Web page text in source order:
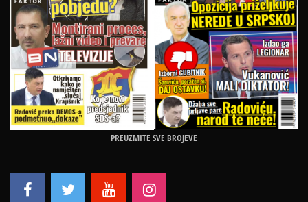
PREUZMITE SVE BROJEVE